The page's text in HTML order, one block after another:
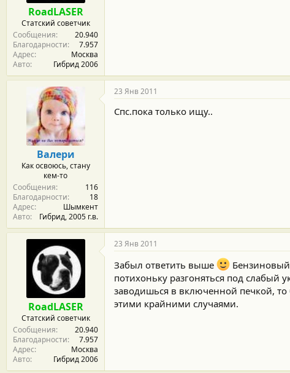
RoadLASER
Статский советчик
Сообщения
20.940
Благодарности
7.957
Адрес
Москва
Авто
Гибрид 2006
Валери
Как освоюсь, стану
кем-то
Сообщения
116
Благодарности
18
Адрес
Шымкент
Авто
Гибрид, 2005 г.в.
23 Янв 2011
Спс.пока только ищу..
RoadLASER
Статский советчик
Сообщения
20.940
Благодарности
7.957
Адрес
Москва
Авто
Гибрид 2006
23 Янв 2011
Забыл ответить выше
Бензиновый
потихоньку разгоняться под слабый
заводишься в включенной печкой, то
этими крайними случаями.